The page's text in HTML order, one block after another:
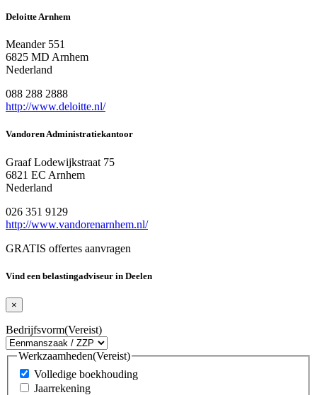
Deloitte Arnhem
Meander 551
6825 MD Arnhem
Nederland
088 288 2888
http://www.deloitte.nl/
Vandoren Administratiekantoor
Graaf Lodewijkstraat 75
6821 EC Arnhem
Nederland
026 351 9129
http://www.vandorenarnhem.nl/
GRATIS offertes aanvragen
Vind een belastingadviseur in Deelen
×
Bedrijfsvorm(Vereist)
Werkzaamheden(Vereist)
Volledige boekhouding
Jaarrekening